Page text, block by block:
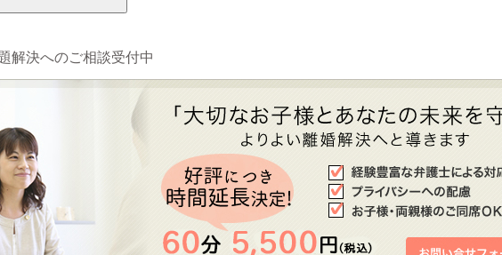
解決へのご相談受付中